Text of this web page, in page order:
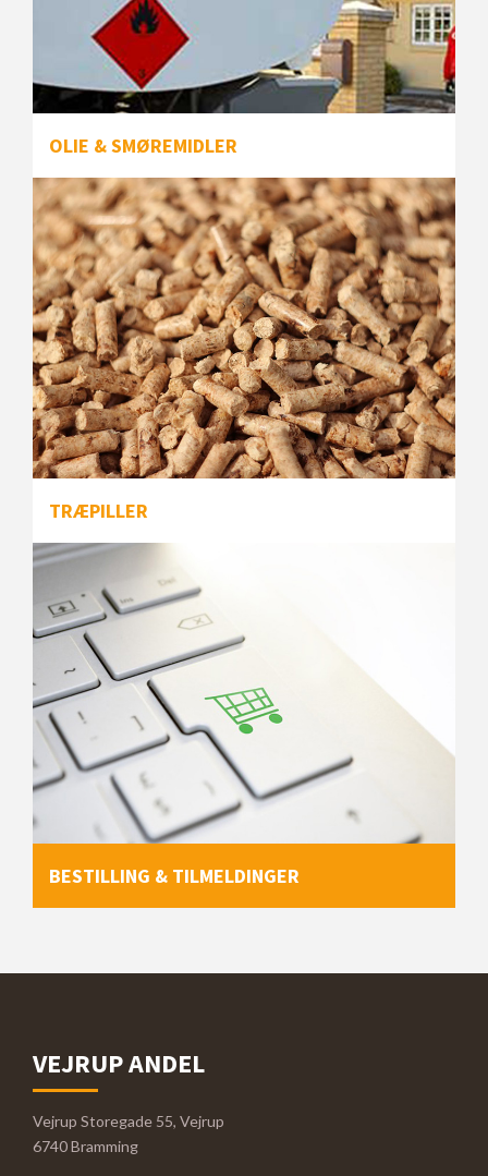
OLIE & SMØREMIDLER
TRÆPILLER
BESTILLING & TILMELDINGER
VEJRUP ANDEL
Vejrup Storegade 55, Vejrup
6740 Bramming